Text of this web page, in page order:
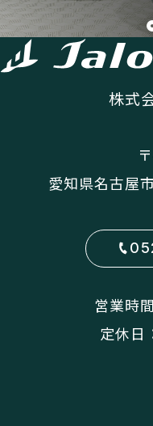
株式
愛知県名古屋
営業時
定休日